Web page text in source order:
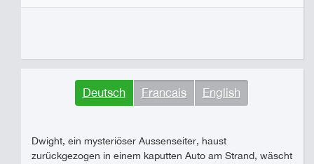
Deutsch Francais English
Dwight, ein mysteriöser Aussenseiter, haust
zurückgezogen in einem kaputten Auto am Strand, wäscht